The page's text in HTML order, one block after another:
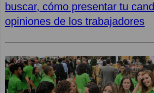
buscar, cómo presentar tu
opiniones de los trabajadores